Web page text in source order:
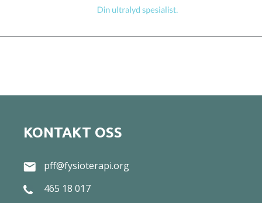
KONTAKT OSS
pff@fysioterapi.org
465 18 017